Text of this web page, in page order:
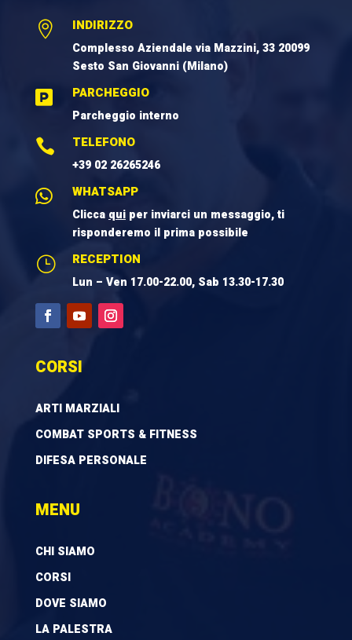
 INDIRIZZO
Complesso Aziendale via Mazzini, 33 20099
Sesto San Giovanni (Milano)
 PARCHEGGIO
Parcheggio interno
 TELEFONO
+39 02 26265246
 WHATSAPP
Clicca quiper inviarci un messaggio, ti
risponderemo il prima possibile
} RECEPTION
Lun – Ven 17.00-22.00, Sab 13.30-17.30
CORSI
ARTI MARZIALI
COMBAT SPORTS & FITNESS
DIFESA PERSONALE
MENU
CHI SIAMO
CORSI
DOVE SIAMO
LA PALESTRA